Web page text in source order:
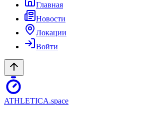
Главная
Новости
Локации
Войти
ATHLETICA.space